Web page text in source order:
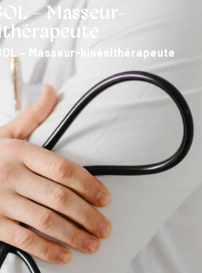
– Masseur-
– Masseur-kinésithérapeute